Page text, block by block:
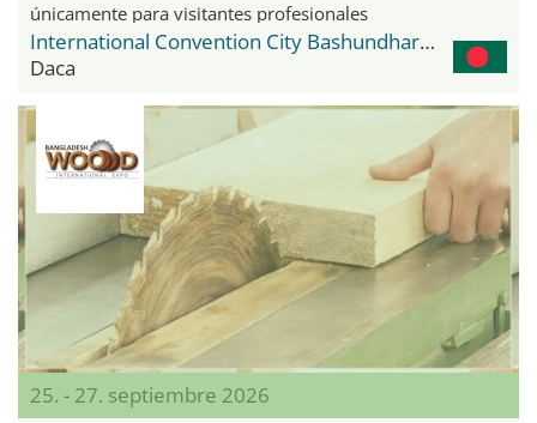
únicamente para visitantes profesionales
International Convention City Bashundhara - ICCB
Daca
25. - 27. septiembre 2026